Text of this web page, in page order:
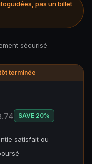
pas un billet
sécurisé
terminée
SAVE 20%
satisfait ou